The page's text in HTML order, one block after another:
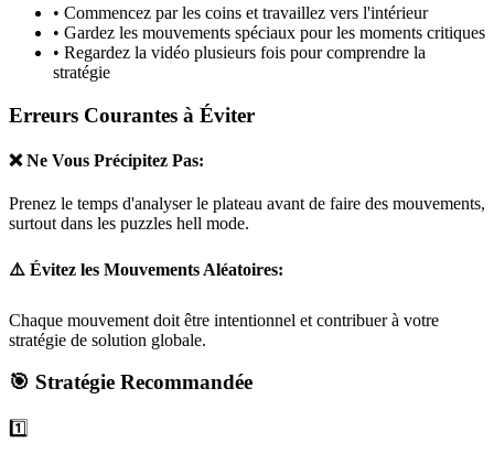
• Commencez par les coins et travaillez vers l'intérieur
• Gardez les mouvements spéciaux pour les moments critiques
• Regardez la vidéo plusieurs fois pour comprendre la
stratégie
Erreurs Courantes à Éviter
❌ Ne Vous Précipitez Pas:
Prenez le temps d'analyser le plateau avant de faire des mouvements,
surtout dans les puzzles hell mode.
⚠️ Évitez les Mouvements Aléatoires:
Chaque mouvement doit être intentionnel et contribuer à votre
stratégie de solution globale.
🎯 Stratégie Recommandée
1️⃣